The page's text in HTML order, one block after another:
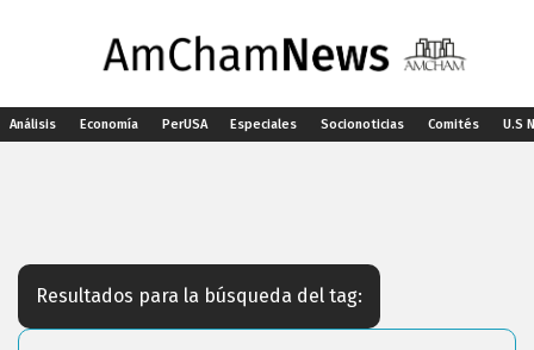
Análisis Economía PerUSA Especiales Socionoticias Comités U.S
Resultados para la búsqueda del tag: